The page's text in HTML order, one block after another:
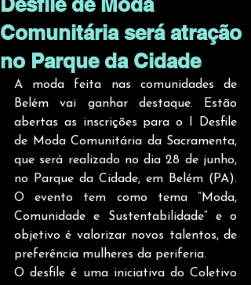
Comunitária será atração
no Parque da Cidade
A moda feita nas comunidades de
Belém vai ganhar destaque. Estão
abertas as inscrições para o I Desfile
de Moda Comunitária da Sacramenta,
que será realizado no dia 28 de junho,
no Parque da Cidade, em Belém (PA).
O evento tem como tema “Moda,
Comunidade e Sustentabilidade” e o
objetivo é valorizar novos talentos, de
preferência mulheres da periferia.
O desfile é uma iniciativa do Coletivo